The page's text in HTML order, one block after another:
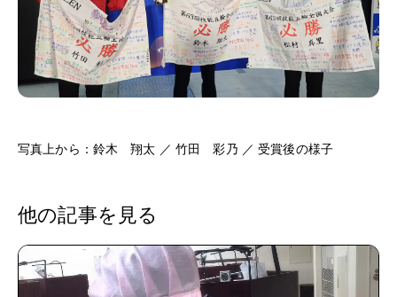
写真上から：鈴木 翔太 ／ 竹田 彩乃 ／ 受賞後の様子
他の記事を見る